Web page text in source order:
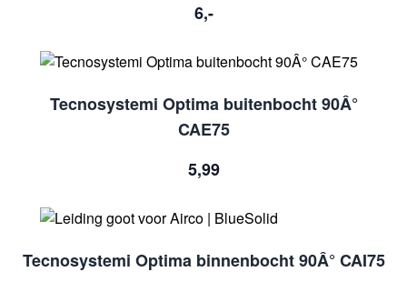
6,-
Tecnosystemi Optima buitenbocht 90Â°
CAE75
5,99
Tecnosystemi Optima binnenbocht 90Â° CAI75